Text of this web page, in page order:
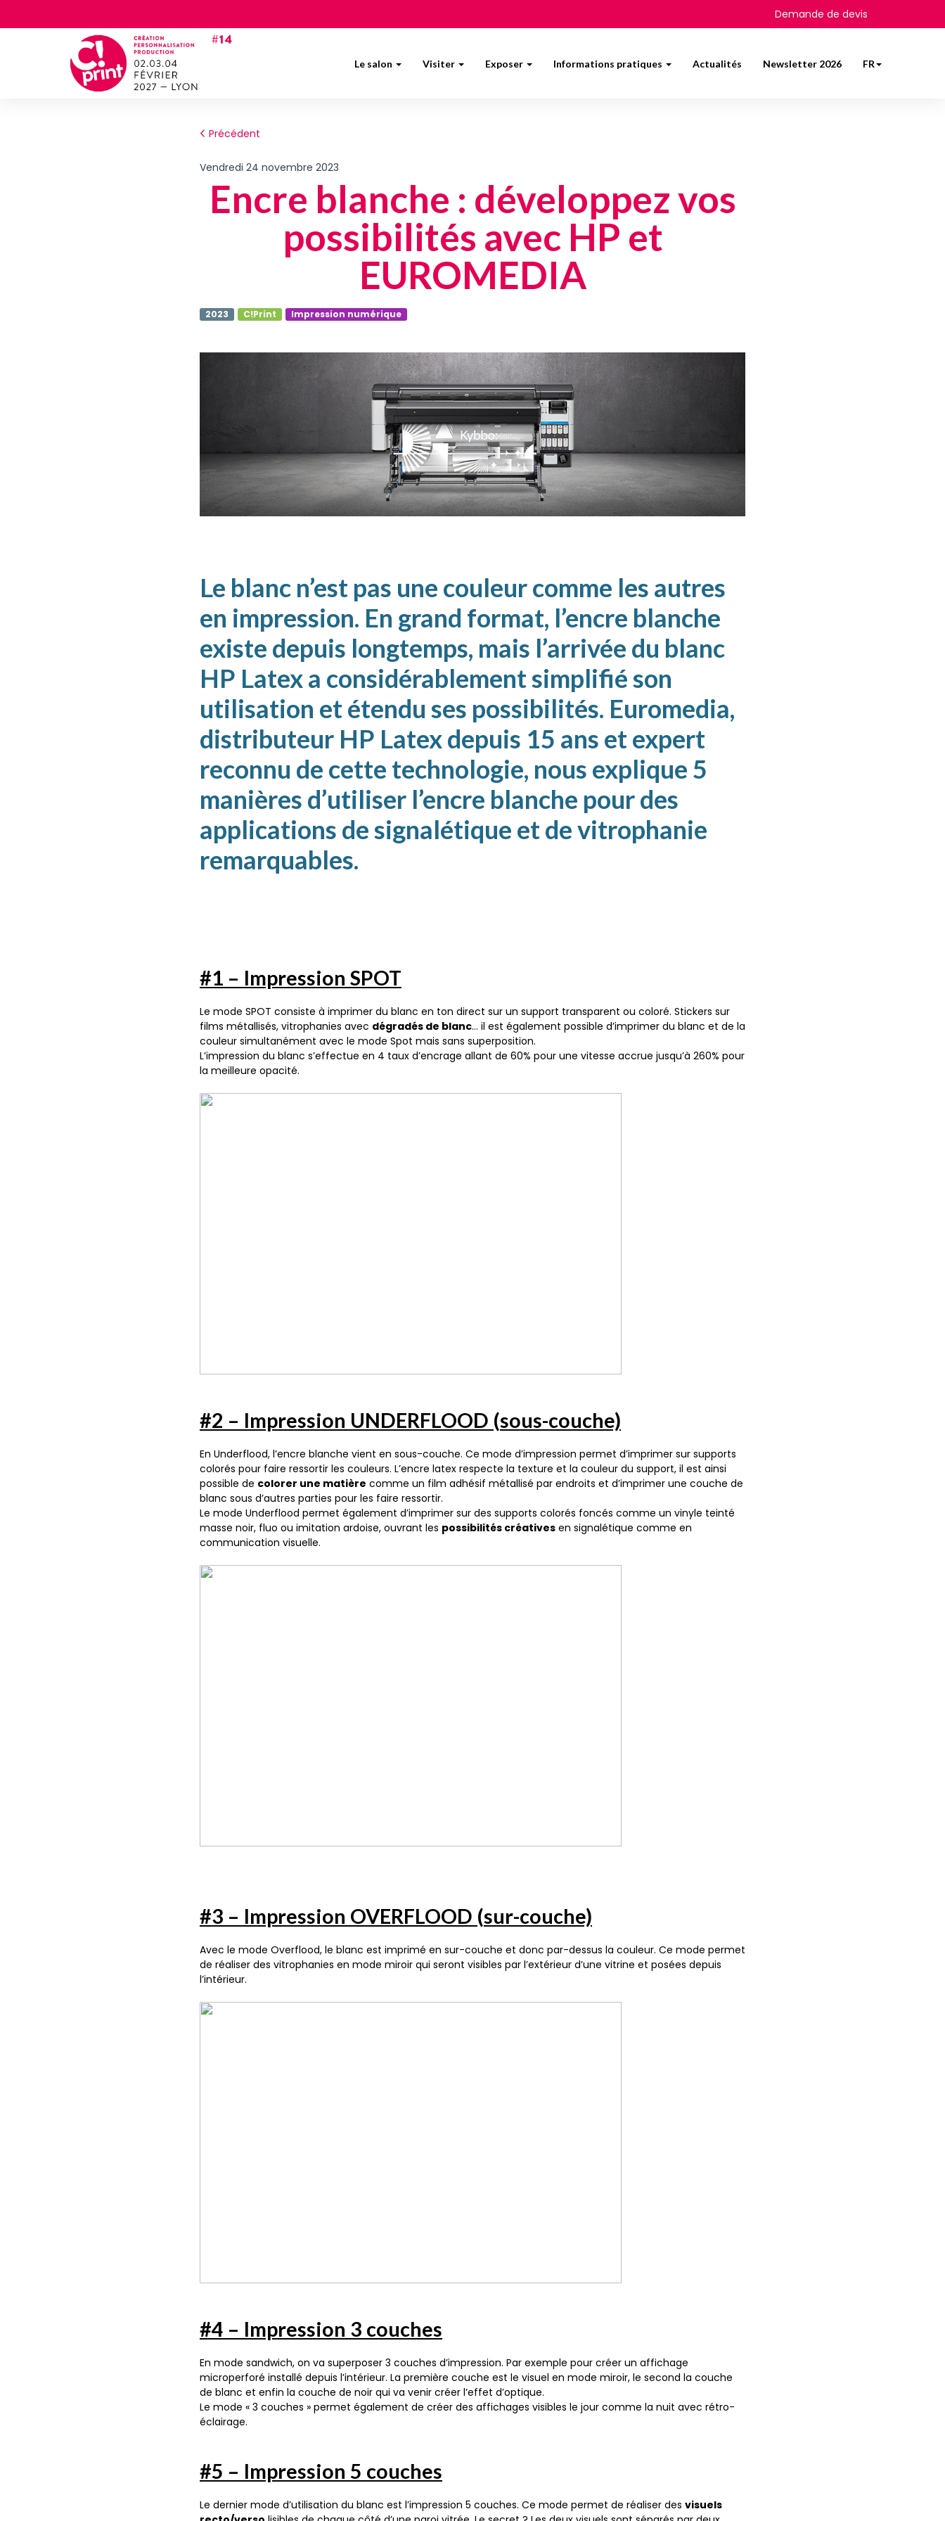
Demande de devis
Le salon Visiter Exposer Informations pratiques Actualités Newsletter 2026 FR
Précédent
vendredi 24 novembre 2023
Encre blanche : développez vos
possibilités avec HP et
EUROMEDIA
2023 C!Print Impression numérique
Le blanc n’est pas une couleur comme les autres
en impression. En grand format, l’encre blanche
existe depuis longtemps, mais l’arrivée du blanc
HP Latex a considérablement simplifié son
utilisation et étendu ses possibilités. Euromedia,
distributeur HP Latex depuis 15 ans et expert
reconnu de cette technologie, nous explique 5
manières d’utiliser l’encre blanche pour des
applications de signalétique et de vitrophanie
remarquables.
#1 – Impression SPOT
Le mode SPOT consiste à imprimer du blanc en ton direct sur un support transparent ou coloré. Stickers sur
films métallisés, vitrophanies avec dégradés de blanc… il est également possible d’imprimer du blanc et de la
couleur simultanément avec le mode Spot mais sans superposition.
L’impression du blanc s’effectue en 4 taux d’encrage allant de 60% pour une vitesse accrue jusqu’à 260% pour
la meilleure opacité.
#2 – Impression UNDERFLOOD (sous-couche)
En Underflood, l’encre blanche vient en sous-couche. Ce mode d’impression permet d’imprimer sur supports
colorés pour faire ressortir les couleurs. L’encre latex respecte la texture et la couleur du support, il est ainsi
possible de colorer une matière comme un film adhésif métallisé par endroits et d’imprimer une couche de
blanc sous d’autres parties pour les faire ressortir.
Le mode Underflood permet également d’imprimer sur des supports colorés foncés comme un vinyle teinté
masse noir, fluo ou imitation ardoise, ouvrant les possibilités créatives en signalétique comme en
communication visuelle.
#3 – Impression OVERFLOOD (sur-couche)
Avec le mode Overflood, le blanc est imprimé en sur-couche et donc par-dessus la couleur. Ce mode permet
de réaliser des vitrophanies en mode miroir qui seront visibles par l’extérieur d’une vitrine et posées depuis
l’intérieur.
#4 – Impression 3 couches
En mode sandwich, on va superposer 3 couches d’impression. Par exemple pour créer un affichage
microperforé installé depuis l’intérieur. La première couche est le visuel en mode miroir, le second la couche
de blanc et enfin la couche de noir qui va venir créer l’effet d’optique.
Le mode « 3 couches » permet également de créer des affichages visibles le jour comme la nuit avec rétro-
éclairage.
#5 – Impression 5 couches
Le dernier mode d’utilisation du blanc est l’impression 5 couches. Ce mode permet de réaliser des visuels